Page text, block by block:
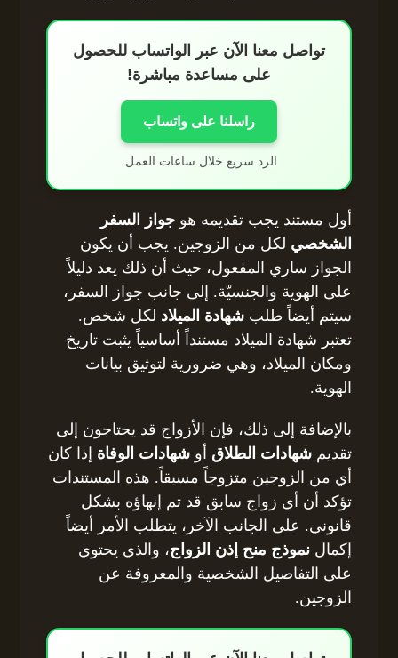
تواصل معنا الآن عبر الواتساب للحصول
على مساعدة مباشرة!
راسلنا على واتساب
الرد سريع خلال ساعات العمل.
أول مستند يجب تقديمه هوجواز السفر
الشخصي لكل من الزوجين. يجب أن يكون
الجواز ساري المفعول، حيث أن ذلك يعد دليلاً
على الهوية والجنسيّة. إلى جانب جواز السفر،
سيتم أيضاً طلبشهادة الميلاد لكل شخص.
تعتبر شهادة الميلاد مستنداً أساسياً يثبت تاريخ
ومكان الميلاد، وهي ضرورية لتوثيق بيانات
الهوية.
بالإضافة إلى ذلك، فإن الأزواج قد يحتاجون إلى
تقديمشهادات الطلاق أوشهادات الوفاة إذا كان
أي من الزوجين متزوجاً مسبقاً. هذه المستندات
تؤكد أن أي زواج سابق قد تم إنهاؤه بشكل
قانوني. على الجانب الآخر، يتطلب الأمر أيضاً
إكمالنموذج منح إذن الزواج، والذي يحتوي
على التفاصيل الشخصية والمعروفة عن
الزوجين.